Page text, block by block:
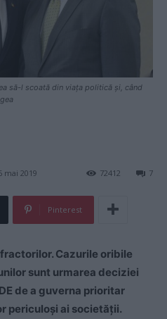
să-l scoată din viața politică și, când
mai 2019 7
72412
Pinterest
Cazurile oribile
sunt urmarea deciziei
de a guverna prioritar
periculoși ai societății.